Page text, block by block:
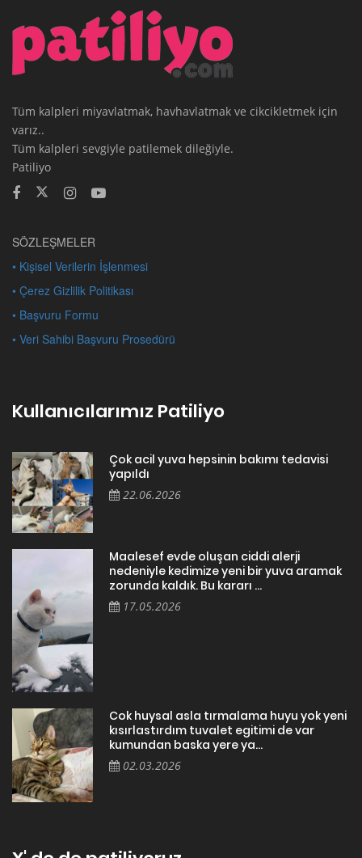
Tüm kalpleri miyavlatmak, havhavlatmak ve cikcikletmek için
varız..
Tüm kalpleri sevgiyle patilemek dileğiyle.
Patiliyo
SÖZLEŞMELER
• Kişisel Verilerin İşlenmesi
• Çerez Gizlilik Politikası
• Başvuru Formu
• Veri Sahibi Başvuru Prosedürü
Kullanıcılarımız Patiliyo
Çok acil yuva hepsinin bakımı tedavisi
yapıldı
22.06.2026
Maalesef evde oluşan ciddi alerji
nedeniyle kedimize yeni bir yuva aramak
zorunda kaldık. Bu kararı ...
17.05.2026
Cok huysal asla tırmalama huyu yok yeni
kısırlastırdım tuvalet egitimi de var
kumundan baska yere ya...
02.03.2026